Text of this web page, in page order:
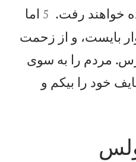
خواهند رفت. 

5 اما
بايست، و از زحمت
مردم را به سوی
خود را بیكم و